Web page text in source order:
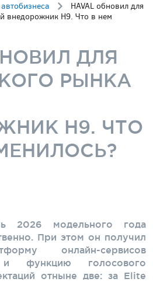
HAVAL обновил для
внедорожник H9. Что в нем
ДЛЯ
РЫНКА
H9. ЧТО
2026 модельного года
При этом он получил
онлайн-сервисов
функцию голосового
отныне две: за Elite